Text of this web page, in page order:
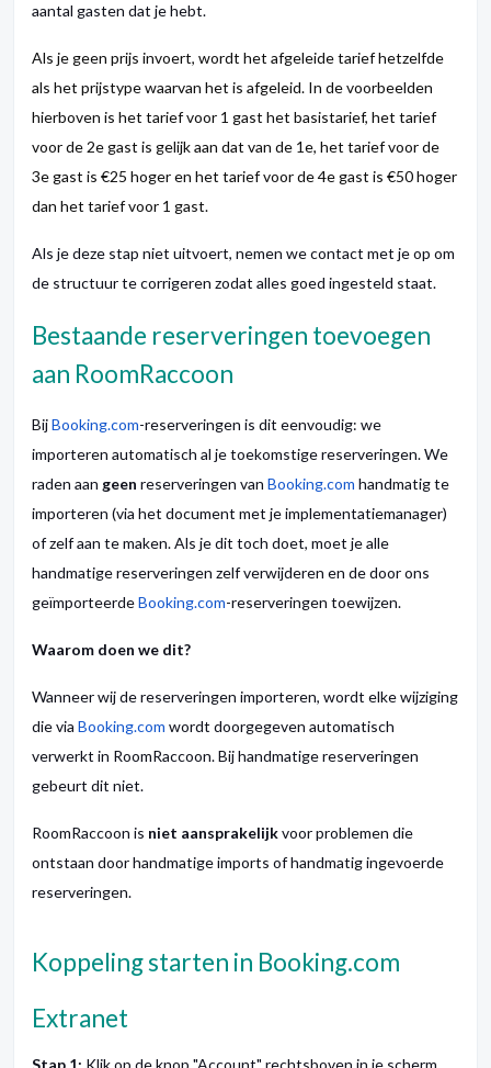
aantal gasten dat je hebt.
Als je geen prijs invoert, wordt het afgeleide tarief hetzelfde
als het prijstype waarvan het is afgeleid. In de voorbeelden
hierboven is het tarief voor 1 gast het basistarief, het tarief
voor de 2e gast is gelijk aan dat van de 1e, het tarief voor de
3e gast is €25 hoger en het tarief voor de 4e gast is €50 hoger
dan het tarief voor 1 gast.
Als je deze stap niet uitvoert, nemen we contact met je op om
de structuur te corrigeren zodat alles goed ingesteld staat.
Bestaande reserveringen toevoegen
aan RoomRaccoon
BijBooking.com-reserveringen is dit eenvoudig: we
importeren automatisch al je toekomstige reserveringen. We
raden aan geen reserveringen van Booking.com handmatig te
importeren (via het document met je implementatiemanager)
of zelf aan te maken. Als je dit toch doet, moet je alle
handmatige reserveringen zelf verwijderen en de door ons
geïmporteerdeBooking.com-reserveringen toewijzen.
Waarom doen we dit?
Wanneer wij de reserveringen importeren, wordt elke wijziging
die via Booking.com wordt doorgegeven automatisch
verwerkt in RoomRaccoon. Bij handmatige reserveringen
gebeurt dit niet.
RoomRaccoon is niet aansprakelijkvoor problemen die
ontstaan door handmatige imports of handmatig ingevoerde
reserveringen.
Koppeling starten in Booking.com
Extranet
Stap 1: Klik op de knop "Account" rechtsboven in je scherm.